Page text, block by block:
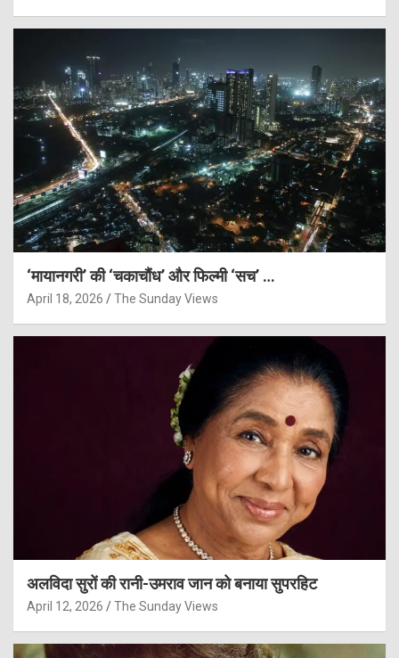
‘मायानगरी’ की ‘चकाचौंध’ और फिल्मी ‘सच’ …
April 18, 2026 The Sunday Views
अलविदा सुरों की रानी-उमराव जान को बनाया सुपरहिट
April 12, 2026 The Sunday Views